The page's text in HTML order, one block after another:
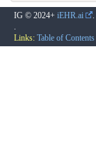
IG © 2024+ iEHR.ai
Links: Table of Contents